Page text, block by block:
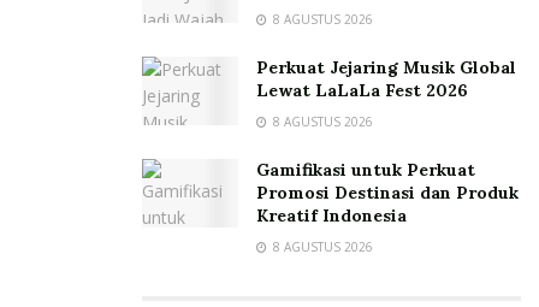
8 AGUSTUS 2026
Perkuat Jejaring Musik Global
Lewat LaLaLa Fest 2026
8 AGUSTUS 2026
Gamifikasi untuk Perkuat
Promosi Destinasi dan Produk
Kreatif Indonesia
8 AGUSTUS 2026